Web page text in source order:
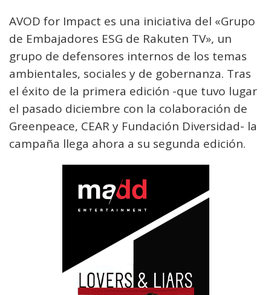
AVOD for Impact es una iniciativa del «Grupo
de Embajadores ESG de Rakuten TV», un
grupo de defensores internos de los temas
ambientales, sociales y de gobernanza. Tras
el éxito de la primera edición -que tuvo lugar
el pasado diciembre con la colaboración de
Greenpeace, CEAR y Fundación Diversidad- la
campaña llega ahora a su segunda edición.